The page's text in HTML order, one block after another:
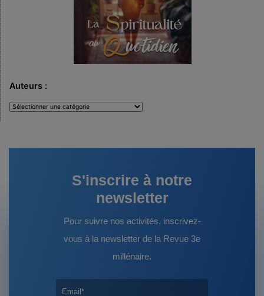
Auteurs :
Auteurs
S'inscrire à notre
newsletter
Pour suivre nos activités, inscrivez-
vous à la newsletter de la Revue 3e
millénaire.